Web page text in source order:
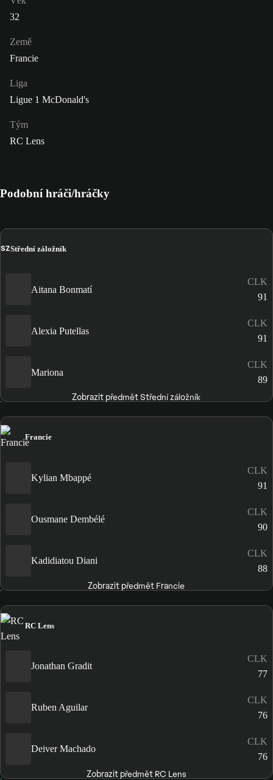
32
Země
Francie
Liga
Ligue 1 McDonald's
Tým
RC Lens
Podobní hráči/hráčky
SZStřední záložník
Aitana Bonmatí
CLK
91
Alexia Putellas
CLK
91
Mariona
CLK
89
Zobrazit předmět Střední záložník
Francie
Kylian Mbappé
CLK
91
Ousmane Dembélé
CLK
90
Kadidiatou Diani
CLK
88
Zobrazit předmět Francie
RC Lens
Jonathan Gradit
CLK
77
Ruben Aguilar
CLK
76
Deiver Machado
CLK
76
Zobrazit předmět RC Lens